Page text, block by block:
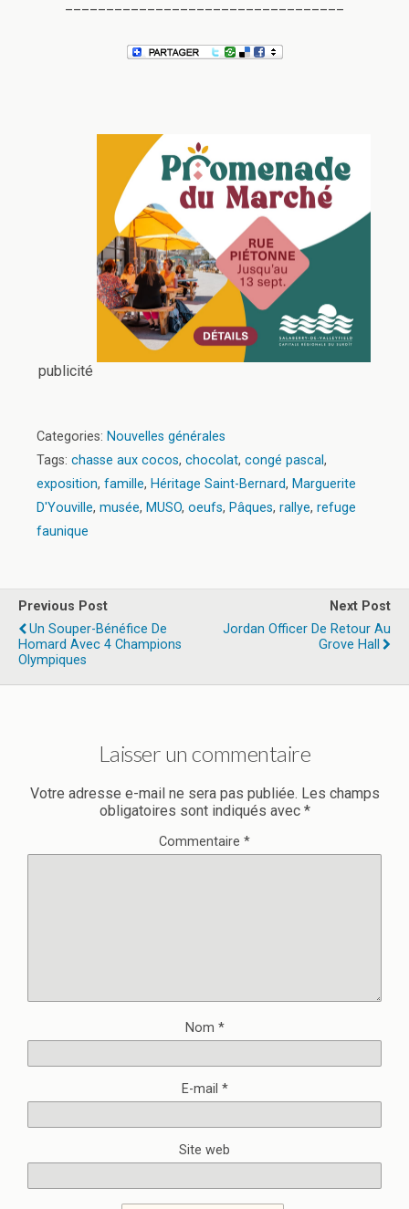
publicité
Categories: Nouvelles générales
Tags: chasse aux cocos, chocolat, congé pascal,
exposition, famille, Héritage Saint-Bernard, Marguerite
D'Youville, musée, MUSO, oeufs, Pâques, rallye, refuge
faunique
Previous Post
Un Souper-Bénéfice De
Homard Avec 4 Champions
Olympiques
Next Post
Jordan Officer De Retour Au
Grove Hall
Laisser un commentaire
Votre adresse e-mail ne sera pas publiée. Les champs
obligatoires sont indiqués avec *
Commentaire *
Nom *
E-mail *
Site web